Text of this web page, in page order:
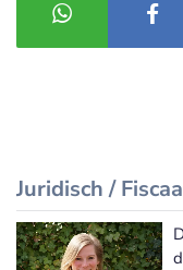
Juridisch /